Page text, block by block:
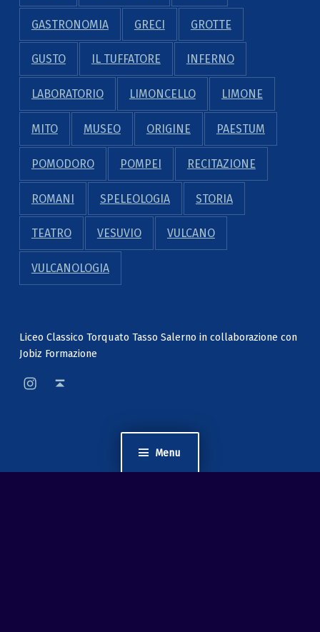
Menu
GASTRONOMIA GRECI GROTTE
GUSTO IL TUFFATORE INFERNO
LABORATORIO LIMONCELLO LIMONE
MITO MUSEO ORIGINE PAESTUM
POMODORO POMPEI RECITAZIONE
ROMANI SPELEOLOGIA STORIA
TEATRO VESUVIO VULCANO
VULCANOLOGIA
Liceo Classico Torquato Tasso Salerno in collaborazione con
Jobiz Formazione
mycooltour pagina instagram